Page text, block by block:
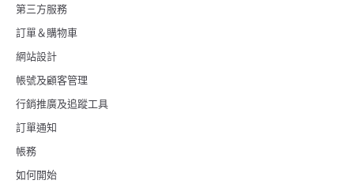
第三方服務
訂單＆購物車
網站設計
帳號及顧客管理
行銷推廣及追蹤工具
訂單通知
帳務
如何開始